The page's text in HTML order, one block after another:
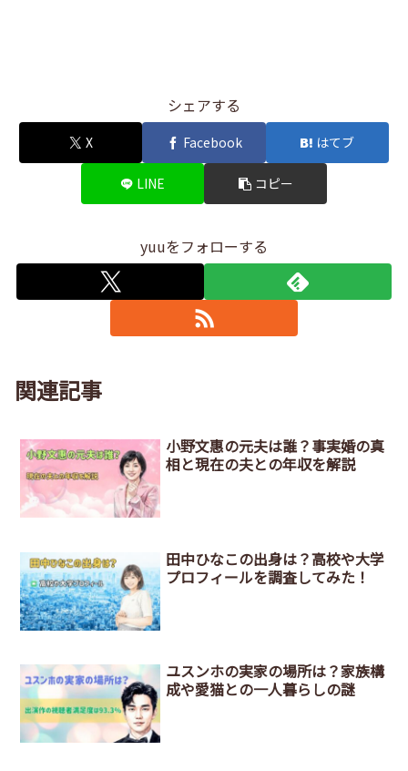
シェアする
X Facebook はてブ
LINE コピー
yuuをフォローする
関連記事
小野文惠の元夫は誰？事実婚の真
相と現在の夫との年収を解説
田中ひなこの出身は？高校や大学
プロフィールを調査してみた！
ユスンホの実家の場所は？家族構
成や愛猫との一人暮らしの謎